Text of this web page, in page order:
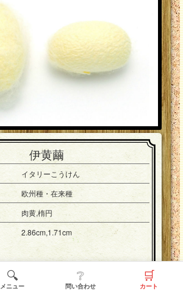
伊黄繭
イタリーこうけん
欧州種・在来種
肉黄,楕円
2.86cm,1.71cm
🔍
メニュー
❔
問い合わせ
🛒
カート